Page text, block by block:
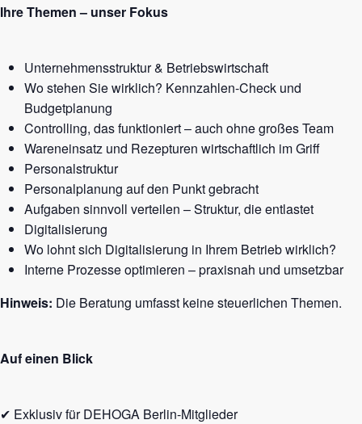
Ihre Themen – unser Fokus
Unternehmensstruktur & Betriebswirtschaft
Wo stehen Sie wirklich? Kennzahlen-Check und
Budgetplanung
Controlling, das funktioniert – auch ohne großes Team
Wareneinsatz und Rezepturen wirtschaftlich im Griff
Personalstruktur
Personalplanung auf den Punkt gebracht
Aufgaben sinnvoll verteilen – Struktur, die entlastet
Digitalisierung
Wo lohnt sich Digitalisierung in Ihrem Betrieb wirklich?
Interne Prozesse optimieren – praxisnah und umsetzbar
Hinweis: Die Beratung umfasst keine steuerlichen Themen.
Auf einen Blick
✔ Exklusiv für DEHOGA Berlin-Mitglieder